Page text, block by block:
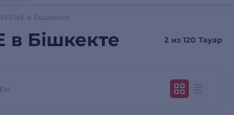
в Бішкекте
в Бішкекте 2 из 120 Тауар